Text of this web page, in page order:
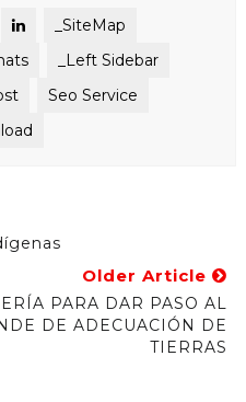
_SiteMap
_Left Sidebar
Seo Service
Older Article
PARA DAR PASO AL
DE ADECUACIÓN DE
TIERRAS